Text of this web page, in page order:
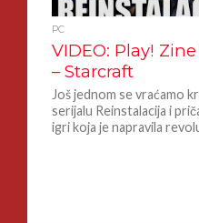
PC
VIDEO: Play!
– Starcraft
Još jednom se vraćamo
serijalu Reinstalacija i
igri koja je napravila